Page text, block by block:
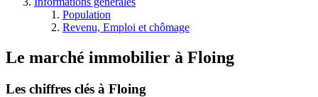
Population
Revenu, Emploi et chômage
Le marché immobilier à Floing
Les chiffres clés à Floing